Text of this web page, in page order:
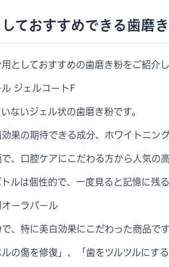
ておすすめできる歯磨
としておすすめの歯磨き粉をご紹介し
ジェルコートF
ないジェル状の歯磨き粉です。
果の期待できる成分、ホワイトニン
、口腔ケアにこだわる方から人気の高
ルは個性的で、一度見ると記憶に残
ーラパール
、特に美白効果にこだわった商品です
ルの傷を修復」、「歯をツルツルにす